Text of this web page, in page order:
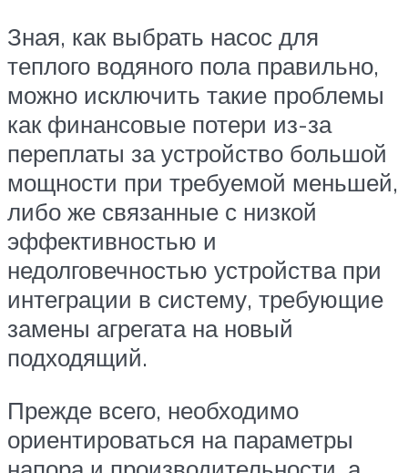
Зная, как выбрать насос для
теплого водяного пола правильно,
можно исключить такие проблемы
как финансовые потери из-за
переплаты за устройство большой
мощности при требуемой меньшей,
либо же связанные с низкой
эффективностью и
недолговечностью устройства при
интеграции в систему, требующие
замены агрегата на новый
подходящий.
Прежде всего, необходимо
ориентироваться на параметры